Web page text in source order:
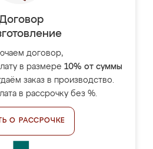
договор,
в размере 10% от суммы
заказ в производство.
в рассрочку без %.
О РАССРОЧКЕ